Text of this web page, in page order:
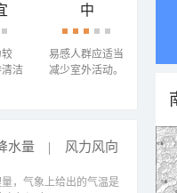
洁
中
易感人群应适当
减少室外活动。
水量 风力风向
，气象上给出的气温是